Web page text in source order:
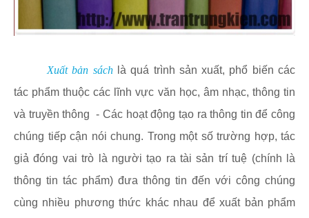
Xuất bản sáchlà quá trình sản xuất, phổ biến các
tác phẩm thuộc các lĩnh vực văn học, âm nhạc, thông tin
và truyền thông - Các hoạt động tạo ra thông tin để công
chúng tiếp cận nói chung. Trong một số trường hợp, tác
giả đóng vai trò là người tạo ra tài sản trí tuệ (chính là
thông tin tác phẩm) đưa thông tin đến với công chúng
cùng nhiều phương thức khác nhau để xuất bản phẩm